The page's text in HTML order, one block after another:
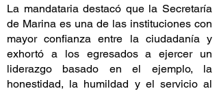
La mandataria destacó que la Secretaría
de Marina es una de las instituciones con
mayor confianza entre la ciudadanía y
exhortó a los egresados a ejercer un
liderazgo basado en el ejemplo, la
honestidad, la humildad y el servicio al